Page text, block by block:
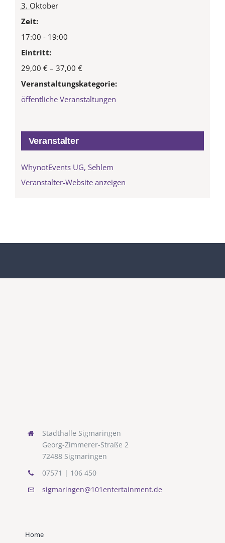
3. Oktober
Zeit:
17:00 - 19:00
Eintritt:
29,00 € – 37,00 €
Veranstaltungskategorie:
öffentliche Veranstaltungen
Veranstalter
WhynotEvents UG, Sehlem
Veranstalter-Website anzeigen
Stadthalle Sigmaringen
Georg-Zimmerer-Straße 2
72488 Sigmaringen
07571 | 106 450
sigmaringen@101entertainment.de
Home